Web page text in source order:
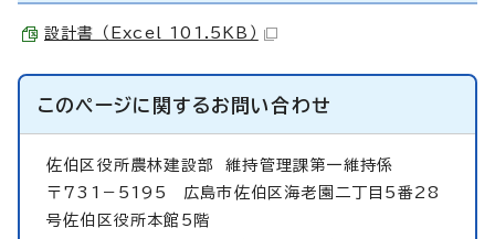
設計書 （Excel 101.5KB）
このページに関するお問い合わせ
佐伯区役所農林建設部維持管理課第一維持係
〒731－5195 広島市佐伯区海老園二丁目5番28
号佐伯区役所本館5階